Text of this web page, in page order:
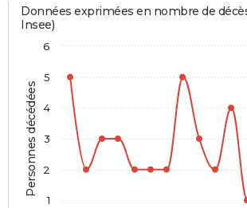
Personnes décédées
Données exprimées en nombre de
Insee)
1
2
3
4
5
6